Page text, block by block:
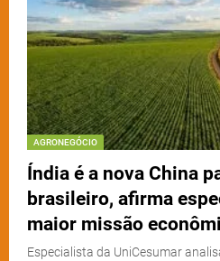
AGRONEGÓCIO
Índia é a nova China
brasileiro, afirma
maior missão
Especialista da UniCesumar